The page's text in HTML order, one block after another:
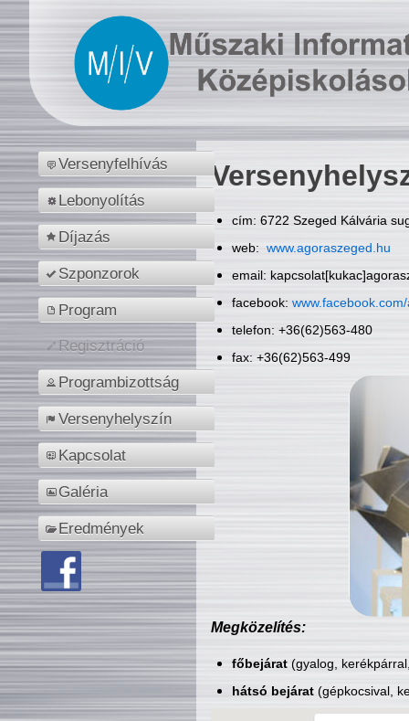
Versenyfelhívás
Lebonyolítás
Díjazás
Szponzorok
Program
Regisztráció
Programbizottság
Versenyhelyszín
Kapcsolat
Galéria
Eredmények
cím: 6722 Szeged Kálvária
web: www.agoraszeged.hu
email:
facebook:
telefon: +36(62)563-480
fax: +36(62)563-499
Megközelítés:
főbejárat(gyalog,
hátsó bejárat(gépkocsival,